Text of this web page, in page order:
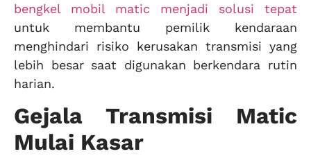
bengkel mobil matic menjadi solusi tepat
untuk membantu pemilik kendaraan
menghindari risiko kerusakan transmisi yang
lebih besar saat digunakan berkendara rutin
harian.
Gejala Transmisi Matic
Mulai Kasar